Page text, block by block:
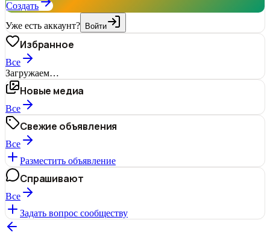
Создать
Уже есть аккаунт? Войти
Избранное
Все
Загружаем…
Новые медиа
Все
Свежие объявления
Все
Разместить объявление
Спрашивают
Все
Задать вопрос сообществу